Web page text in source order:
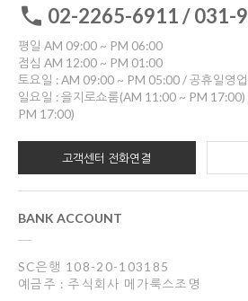
02-2265-6911 / 031-
평일 AM 09:00 ~ PM 06:00
점심 AM 12:00 ~ PM 01:00
토요일 : AM 09:00 ~ PM 05:00 / 공휴일영업
일요일 : 을지로쇼룸(AM 11:00 ~ PM
PM 17:00)
고객센터 전화연결
BANK ACCOUNT
SC은행 108-20-103185
예금주 : 주식회사 메가룩스조명